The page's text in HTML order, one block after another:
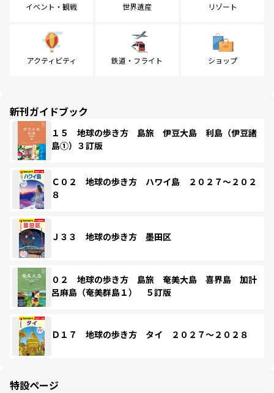
イベント・観戦 世界遺産 リゾート
アクティビティ 鉄道・フライト ショップ
新刊ガイドブック
１５ 地球の歩き方 島旅 伊豆大島 利島（伊豆諸
島①）３訂版
Ｃ０２ 地球の歩き方 ハワイ島 ２０２７～２０２
８
Ｊ３３ 地球の歩き方 墨田区
０２ 地球の歩き方 島旅 奄美大島 喜界島 加計
呂麻島（奄美群島１） ５訂版
Ｄ１７ 地球の歩き方 タイ ２０２７～２０２８
特設ページ